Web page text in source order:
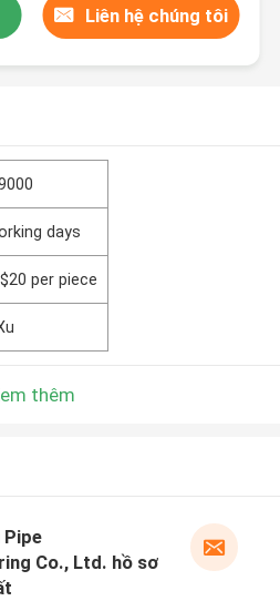
Liên hệ chúng tôi
days
per piece
thêm
Pipe
Co., Ltd. hồ sơ